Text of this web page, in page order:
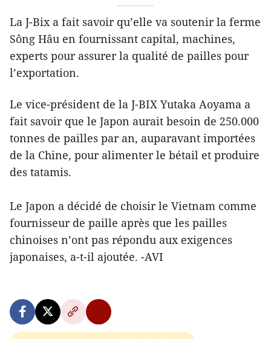
La J-Bix a fait savoir qu’elle va soutenir la ferme
Sông Hâu en fournissant capital, machines,
experts pour assurer la qualité de pailles pour
l’exportation.
Le vice-président de la J-BIX Yutaka Aoyama a
fait savoir que le Japon aurait besoin de 250.000
tonnes de pailles par an, auparavant importées
de la Chine, pour alimenter le bétail et produire
des tatamis.
Le Japon a décidé de choisir le Vietnam comme
fournisseur de paille après que les pailles
chinoises n’ont pas répondu aux exigences
japonaises, a-t-il ajoutée. -AVI